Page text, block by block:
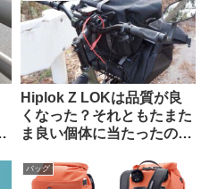
シャープラグ】
Hiplok Z LOKは品質が良
くなった？それともたまた
ま良い個体に当たったの
バッグ